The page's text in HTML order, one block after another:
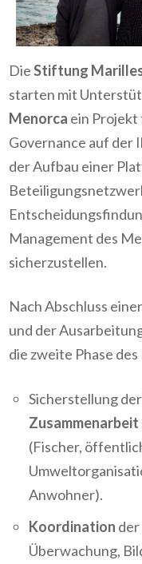
DieStiftung
starten mit
Menorca ein Projekt
Governance auf der
der Aufbau einer
Management des
sicherzustellen.
Nach Abschluss
und der
die zweite Phase
Sicherstellung der
Zusammenarbeit
(Fischer,
Anwohner).
Koordination
Überwachung,